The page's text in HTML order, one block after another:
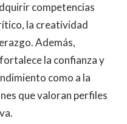
competencias
la creatividad
Además,
la confianza y
como a la
que valoran perfiles